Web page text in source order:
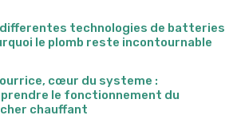
technologies de batteries
le plomb reste incontournable
cœur du systeme :
le fonctionnement du
chauffant